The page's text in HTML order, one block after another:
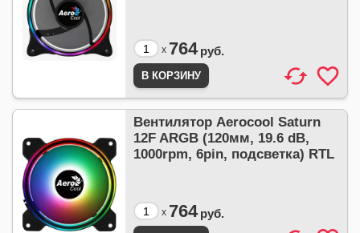
x 764 руб.
Вентилятор Aerocool Saturn
12F ARGB (120мм, 19.6 dB,
1000rpm, 6pin, подсветка) RTL
x 764 руб.